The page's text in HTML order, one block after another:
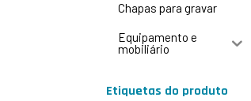
Chapas para gravar
Equipamento e
mobiliário
Etiquetas do produto